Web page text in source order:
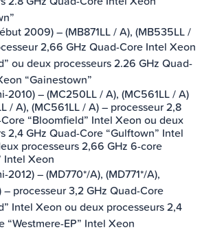
2009) – (MB871LL / A), (MB535LL /
2,66 GHz Quad-Core Intel Xeon
ou deux processeurs 2.26 GHz Quad-
“Gainestown”
2010) – (MC250LL / A), (MC561LL / A)
/ A), (MC561LL / A) – processeur 2,8
“Bloomfield” Intel Xeon ou deux
2,4 GHz Quad-Core “Gulftown” Intel
processeurs 2,66 GHz 6-core
Intel Xeon
2012) – (MD770*/A), (MD771*/A),
– processeur 3,2 GHz Quad-Core
Intel Xeon ou deux processeurs 2,4
“Westmere-EP” Intel Xeon